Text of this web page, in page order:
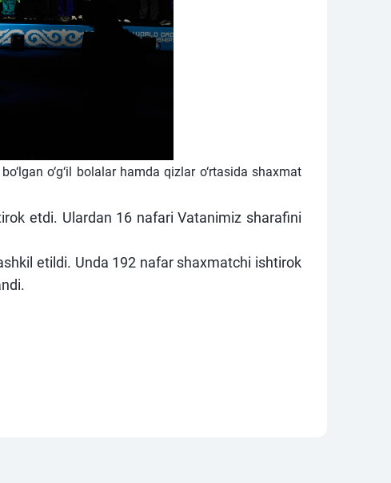
o‘g‘il bolalar hamda qizlar o‘rtasida shaxmat
etdi. Ulardan 16 nafari Vatanimiz sharafini
etildi. Unda 192 nafar shaxmatchi ishtirok